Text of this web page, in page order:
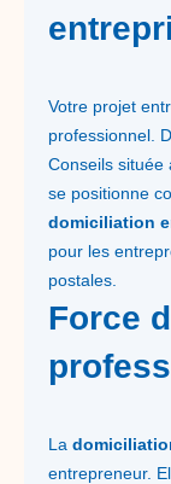
Votre projet
professionnel.
Conseils située
se positionne
domiciliation
pour les
postales.
Force
La
entrepreneur.